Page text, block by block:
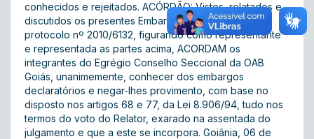
conhecidos e rejeitados. ACÓRDÃO: Vistos, relatados e
discutidos os presentes Embargos de Declaração,
protocolo nº 2010/6132, figurando como representante
e representada as partes acima, ACORDAM os
integrantes do Egrégio Conselho Seccional da OAB
Goiás, unanimemente, conhecer dos embargos
declaratórios e negar-lhes provimento, com base no
disposto nos artigos 68 e 77, da Lei 8.906/94, tudo nos
termos do voto do Relator, exarado na assentada do
julgamento e que a este se incorpora. Goiânia, 06 de